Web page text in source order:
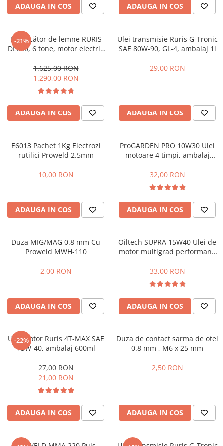
Masini - Aparate umplut carnati
Masini de taiat parchet / placi
Masini de tocat carne
Maturi rotative
Mobila gradina si terasa
Casute de gradina
Gratare gradina
Motoburghie si masini sa sapat
santuri
Motocoase si trimmere
Pompe de apa
Accesorii pompe
Motopompe
Pompe de circulatie
Pompe de suprafata
Pompe submersibile
Pompe submersibile apa
Rezervoare din polietilena
Suflante frunze
Tocatoare crengi si furaje
Incaltaminte
Manusi si palmare
ADAUGA IN COS ADAUGA IN COS
-21%
Despicător de lemne RURIS
DL600, 6 tone, motor electric
1.625,00 RON
1.290,00 RON
ADAUGA IN COS
Ulei transmisie Ruris G-Tronic
SAE 80W-90, GL-4, ambalaj 1l
29,00 RON
ADAUGA IN COS
E6013 Pachet 1Kg Electrozi
rutilici Proweld 2.5mm
10,00 RON
ADAUGA IN COS
ProGARDEN PRO 10W30 Ulei
motoare 4 timpi, ambalaj
32,00 RON
ADAUGA IN COS
Duza MIG/MAG 0.8 mm Cu
Proweld MWH-110
2,00 RON
ADAUGA IN COS
Oiltech SUPRA 15W40 Ulei de
motor multigrad performant,
33,00 RON
ADAUGA IN COS
-22%
Ulei motor Ruris 4T-MAX SAE
15W-40, ambalaj 600ml
27,00 RON
21,00 RON
ADAUGA IN COS
Duza de contact sarma de otel
0.8 mm , M6 x 25 mm
2,50 RON
ADAUGA IN COS